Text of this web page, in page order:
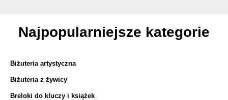
Najpopularniejsze kategorie
Biżuteria artystyczna
Biżuteria z żywicy
Breloki do kluczy i książek